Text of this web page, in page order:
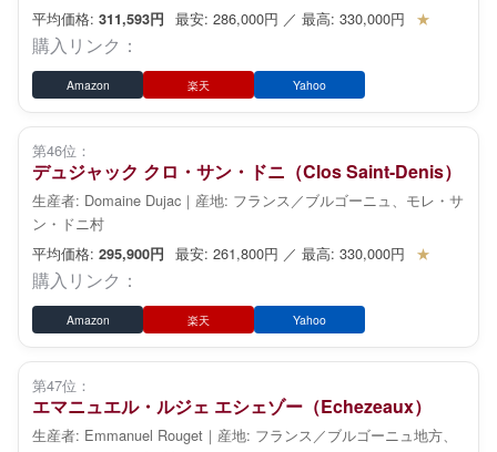
平均価格: 311,593円 最安: 286,000円 ／ 最高: 330,000円 ★
購入リンク：
Amazon 楽天 Yahoo
第46位：
デュジャック クロ・サン・ドニ（Clos Saint-Denis）
生産者: Domaine Dujac｜産地: フランス／ブルゴーニュ、モレ・サ
ン・ドニ村
平均価格: 295,900円 最安: 261,800円 ／ 最高: 330,000円 ★
購入リンク：
Amazon 楽天 Yahoo
第47位：
エマニュエル・ルジェ エシェゾー（Echezeaux）
生産者: Emmanuel Rouget｜産地: フランス／ブルゴーニュ地方、